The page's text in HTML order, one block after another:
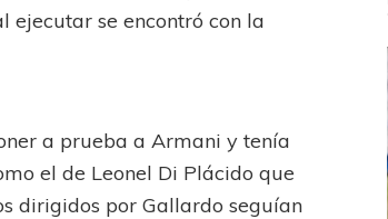
ejecutar se encontró con la
a prueba a Armani y tenía
el de Leonel Di Plácido que
dirigidos por Gallardo seguían